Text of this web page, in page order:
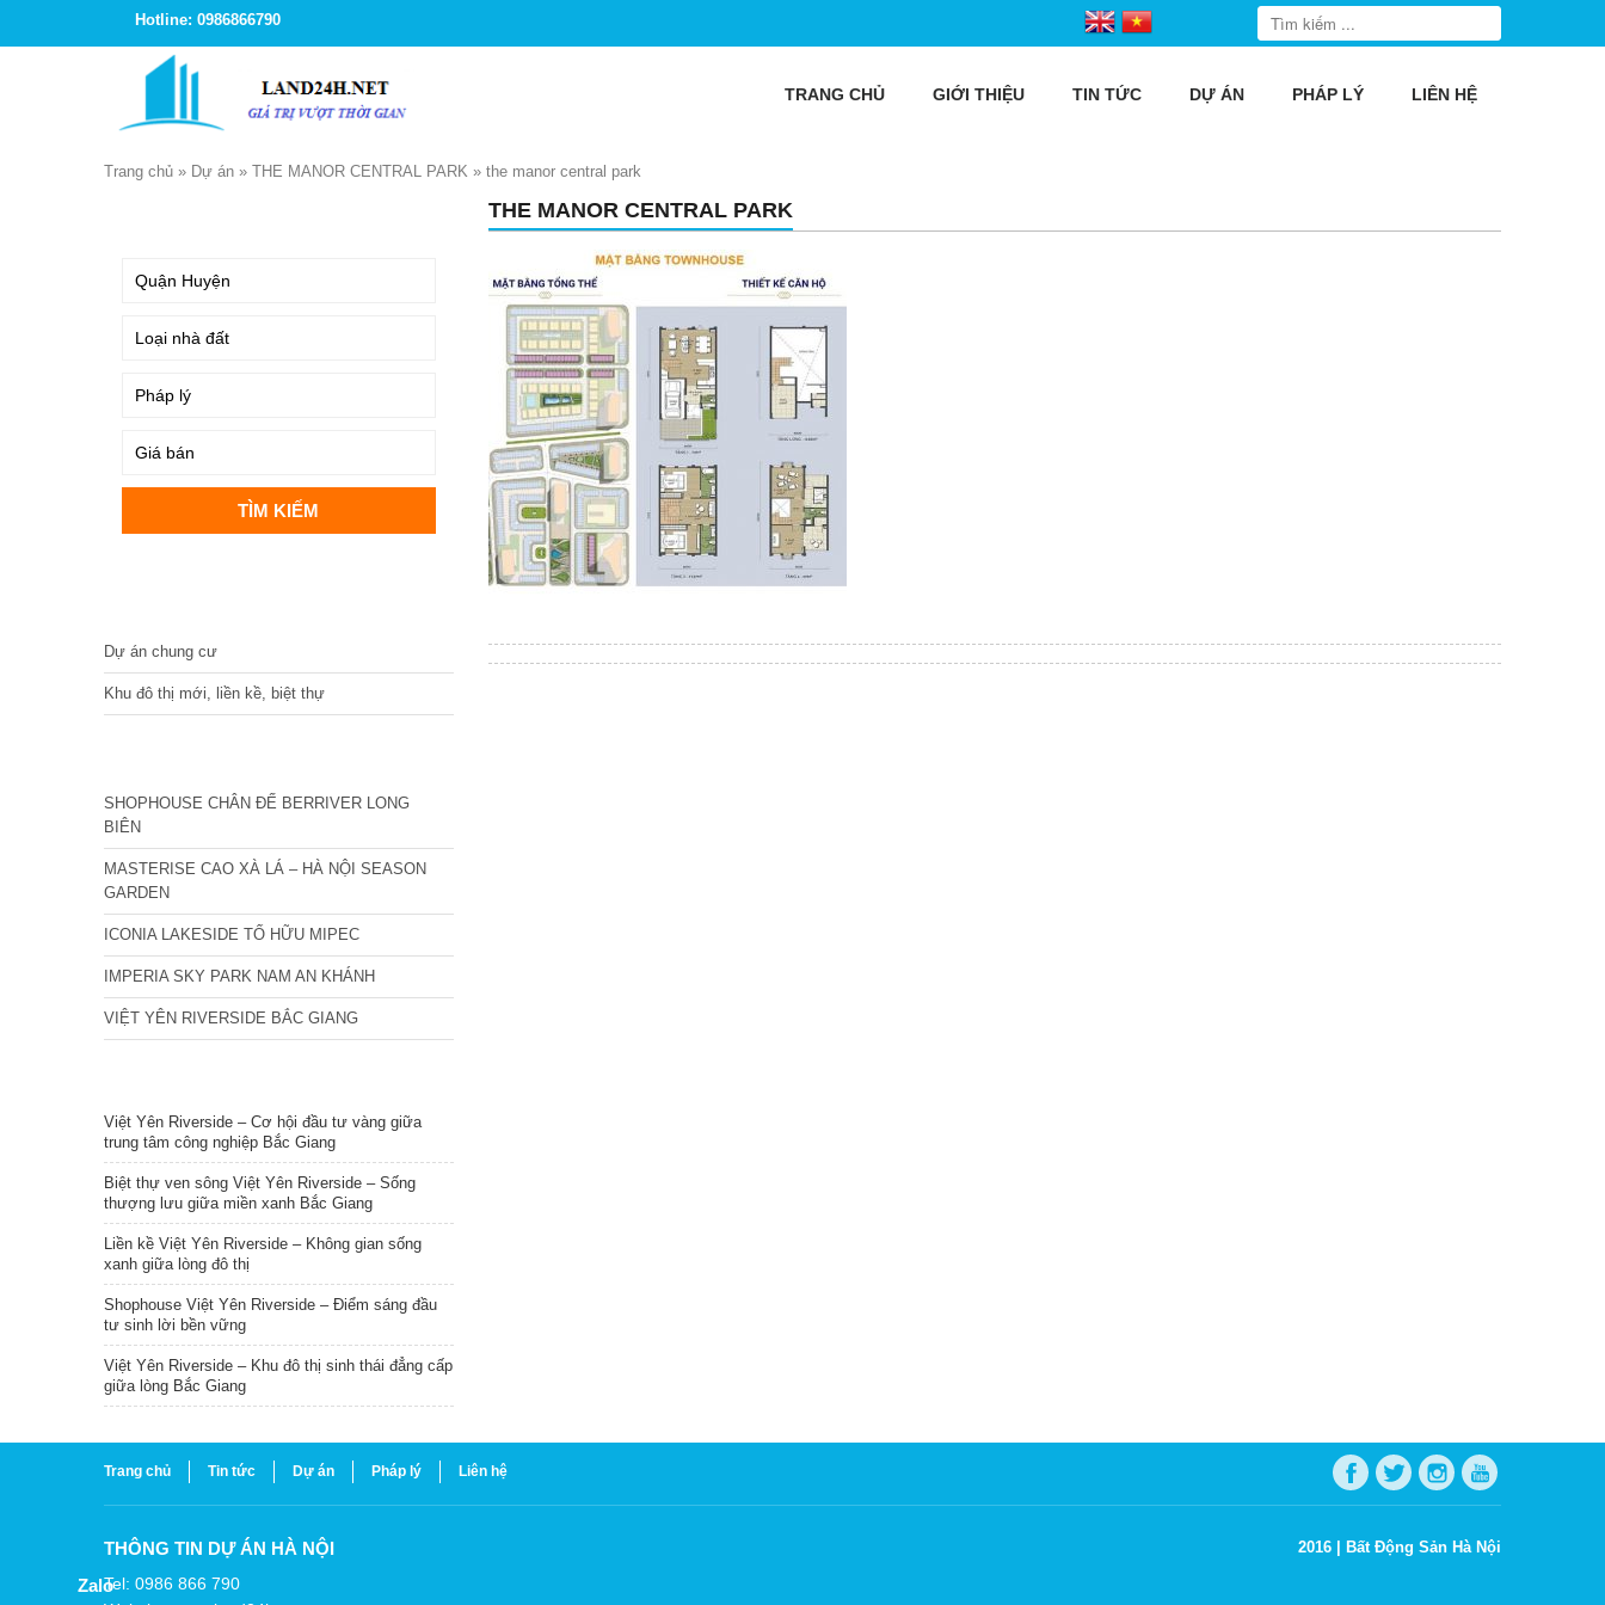
Hotline: 0986866790
TRANG CHỦ GIỚI THIỆU TIN TỨC DỰ ÁN PHÁP LÝ LIÊN HỆ
Trang chủ » Dự án » THE MANOR CENTRAL PARK » the manor central park
THE MANOR CENTRAL PARK
Dự án chung cư
Khu đô thị mới, liền kề, biệt thự
SHOPHOUSE CHÂN ĐẾ BERRIVER LONG
BIÊN
MASTERISE CAO XÀ LÁ – HÀ NỘI SEASON
GARDEN
ICONIA LAKESIDE TỐ HỮU MIPEC
IMPERIA SKY PARK NAM AN KHÁNH
VIỆT YÊN RIVERSIDE BẮC GIANG
Việt Yên Riverside – Cơ hội đầu tư vàng giữa
trung tâm công nghiệp Bắc Giang
Biệt thự ven sông Việt Yên Riverside – Sống
thượng lưu giữa miền xanh Bắc Giang
Liền kề Việt Yên Riverside – Không gian sống
xanh giữa lòng đô thị
Shophouse Việt Yên Riverside – Điểm sáng đầu
tư sinh lời bền vững
Việt Yên Riverside – Khu đô thị sinh thái đẳng cấp
giữa lòng Bắc Giang
Trang chủ Tin tức Dự án Pháp lý Liên hệ
THÔNG TIN DỰ ÁN HÀ NỘI
Tel: 0986 866 790
2016 | Bất Động Sản Hà Nội
Zalo